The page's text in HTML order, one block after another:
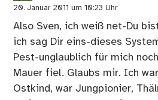
20. Januar 2011 um 10:23 Uhr
Also Sven, ich weiß net-Du
ich sag Dir eins-dieses
Pest-unglaublich für mich
Mauer fiel. Glaubs mir. Ich
Ostkind, war Jungpionier,